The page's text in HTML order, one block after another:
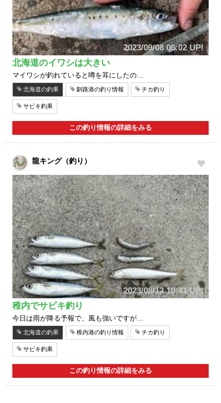
2023/09/08 06:02 UP!
北海道のイワシは大きい
マイワシが釣れていると噂を耳にしたの…
北海道の釣果 釧路港の釣り情報 チカ釣り
サビキ釣果
この釣り情報の詳細をみる
龍キング（釣り）
2023/08/12 10:41 UP!
稚内でサビキ釣り
今日は雨が降る予報で、風も強いですが…
北海道の釣果 稚内港の釣り情報 チカ釣り
サビキ釣果
この釣り情報の詳細をみる